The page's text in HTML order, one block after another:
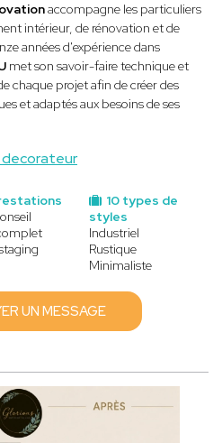
decorateur
accompagne les particuliers
intérieur, de rénovation et de
années d'expérience dans
met son savoir-faire technique et
chaque projet afin de créer des
et adaptés aux besoins de ses
10 types de
styles
Industriel
Rustique
Minimaliste
UN MESSAGE